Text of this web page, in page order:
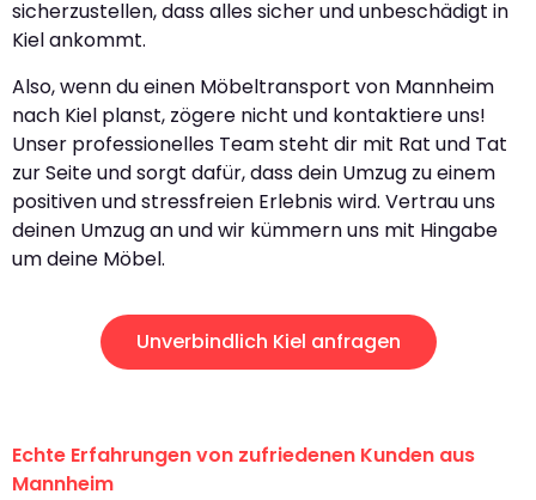
sicherzustellen, dass alles sicher und unbeschädigt in
Kiel ankommt.
Also, wenn du einen Möbeltransport von Mannheim
nach Kiel planst, zögere nicht und kontaktiere uns!
Unser professionelles Team steht dir mit Rat und Tat
zur Seite und sorgt dafür, dass dein Umzug zu einem
positiven und stressfreien Erlebnis wird. Vertrau uns
deinen Umzug an und wir kümmern uns mit Hingabe
um deine Möbel.
Unverbindlich Kiel anfragen
Echte Erfahrungen von zufriedenen Kunden aus
Mannheim